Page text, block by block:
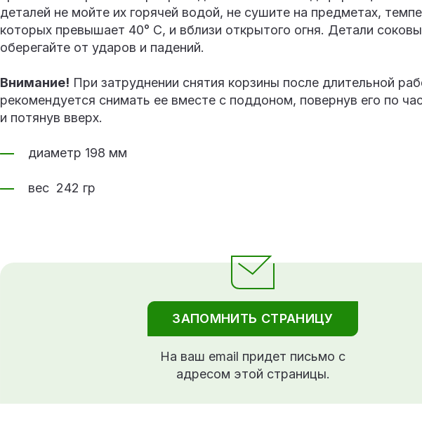
деталей не мойте их горячей водой, не сушите на предметах,
которых превышает 40° С, и вблизи открытого огня. Детали
оберегайте от ударов и падений.
Внимание! При затруднении снятия корзины после длительной
рекомендуется снимать ее вместе с поддоном, повернув его по
и потянув вверх.
диаметр 198 мм
вес 242 гр
ЗАПОМНИТЬ СТРАНИЦУ
На ваш email придет письмо с
адресом этой страницы.